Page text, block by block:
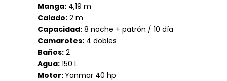
Manga: 4,19 m
Calado: 2 m
Capacidad: 8 noche + patrón / 10 día
Camarotes: 4 dobles
Baños: 2
Agua: 150 L
Motor:Yanmar 40 hp